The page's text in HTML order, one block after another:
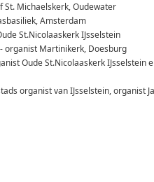
Michaelskerk, Oudewater
Amsterdam
St.Nicolaaskerk IJsselstein
organist Martinikerk, Doesburg
Oude St.Nicolaaskerk IJsselstein
organist van IJsselstein, organist